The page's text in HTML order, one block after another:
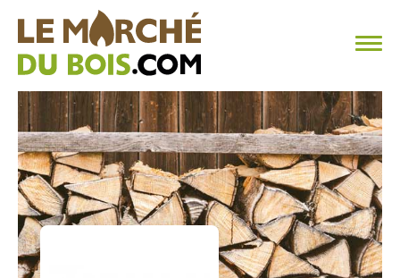
CHAUFFAGE AU BOIS
FAQ
CALCULER SA CONSOMMATION
TROUVER SON FOURNISSEUR